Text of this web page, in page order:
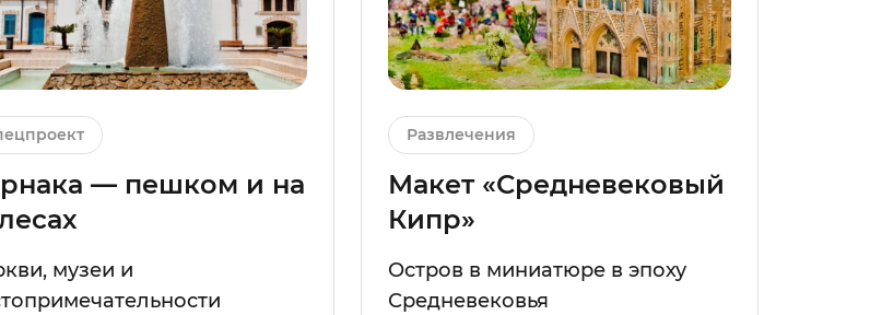
— пешком и на
музеи и
Развлечения
Макет «Средневековый
Кипр»
Остров в миниатюре в эпоху
Средневековья